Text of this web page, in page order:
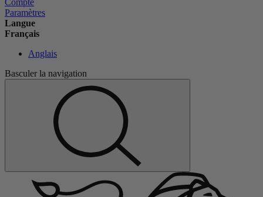
Compte
Paramètres
Langue
Français
Anglais
Basculer la navigation